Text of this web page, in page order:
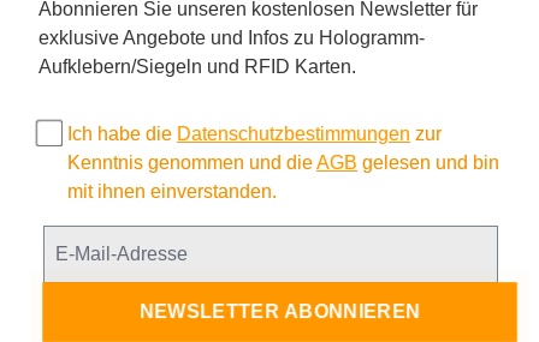
Abonnieren Sie unseren kostenlosen Newsletter für
exklusive Angebote und Infos zu Hologramm-
Aufklebern/Siegeln und RFID Karten.
Ich habe die Datenschutzbestimmungen zur
Kenntnis genommen und dieAGB gelesen und bin
mit ihnen einverstanden.
NEWSLETTER ABONNIEREN